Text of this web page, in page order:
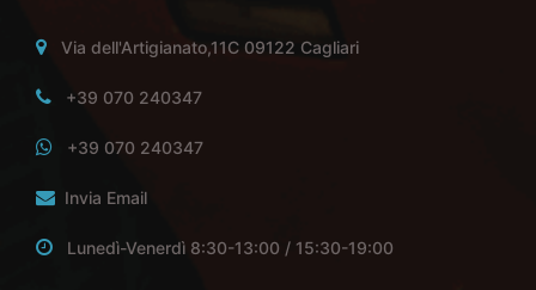
Via dell'Artigianato,11C 09122 Cagliari
+39 070 240347
+39 070 240347
Invia Email
Lunedì-Venerdì 8:30-13:00 / 15:30-19:00